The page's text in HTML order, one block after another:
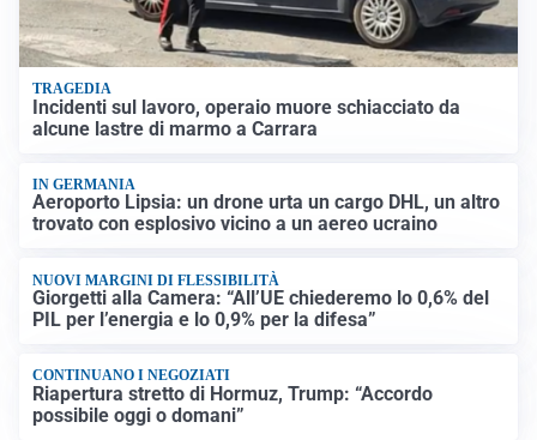
TRAGEDIA
Incidenti sul lavoro, operaio muore schiacciato da
alcune lastre di marmo a Carrara
IN GERMANIA
Aeroporto Lipsia: un drone urta un cargo DHL, un altro
trovato con esplosivo vicino a un aereo ucraino
NUOVI MARGINI DI FLESSIBILITÀ
Giorgetti alla Camera: “All’UE chiederemo lo 0,6% del
PIL per l’energia e lo 0,9% per la difesa”
CONTINUANO I NEGOZIATI
Riapertura stretto di Hormuz, Trump: “Accordo
possibile oggi o domani”